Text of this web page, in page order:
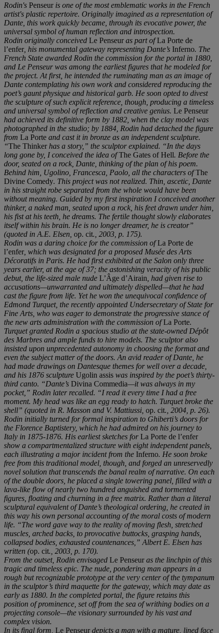
Rodin's Penseur is one of the most emblematic works in the French
artist's plastic repertoire. Originally imagined as a representation of
Dante, this work quickly became, through its evocative power, the
universal symbol of human reflection and introspection.
Rodin originally conceived Le Penseuras part ofLa Porte de
l’enfer, his monumental gateway representing Dante’s Inferno. The
French State awarded Rodin the commission for the portal in 1880,
and Le Penseur was among the earliest figures that he modeled for
the project. At first, he intended the ruminating man as an image of
Dante contemplating his own work and considered reproducing the
poet’s gaunt physique and historical garb. He soon opted to divest
the sculpture of such explicit reference, though, producing a timeless
and universal symbol of reflection and creative genius. Le Penseur
had achieved its definitive form by 1882, when the clay model was
photographed in the studio; by 1884, Rodin had detached the figure
from La Porte and cast it in bronze as an independent sculpture.
“The Thinkerhas a story,” the sculptor explained. “In the days
long gone by, I conceived the idea ofThe Gates of Hell. Before the
door, seated on a rock, Dante, thinking of the plan of his poem.
Behind him, Ugolino, Francesca, Paolo, all the characters ofThe
Divine Comedy. This project was not realized. Thin, ascetic, Dante
in his straight robe separated from the whole would have been
without meaning. Guided by my first inspiration I conceived another
thinker, a naked man, seated upon a rock, his feet drawn under him,
his fist at his teeth, he dreams. The fertile thought slowly elaborates
itself within his brain. He is no longer dreamer, he is creator”
(quoted in A.E. Elsen, op. cit., 2003, p. 175).
Rodin was a daring choice for the commission ofLa Porte de
l’enfer, which was designated for a proposed Musée des Arts
Décoratifs in Paris. He had first exhibited at the Salon only three
years earlier, at the age of 37; the astonishing veracity of his public
debut, the life-sized male nude L’Âge d’Airain , had given rise to
accusations—unwarranted and ultimately dispelled—that he had
cast the figure from life. Yet he won the unequivocal confidence of
Edmond Turquet, the recently appointed Undersecretary of State for
Fine Arts, who was eager to demonstrate the progressive stance of
the new arts administration with the commission ofLa Porte.
Turquet granted Rodin a spacious studio at the state-owned Dépôt
des Marbres and ample funds to hire models. The sculptor also
insisted upon unprecedented autonomy in choosing the format and
even the subject matter of the doors. An avid reader of Dante, he
had made drawings on Dantesque themes for well over a decade,
and his 1876 sculpture Ugolin assis was inspired by the poet’s thirty-
third canto. “Dante’s Divina Commedia—it was always in my
pocket,” Rodin later recalled. “I read it every time I had a free
moment. My head was like an egg ready to hatch. Turquet broke the
shell” (quoted in R. Masson and V. Mattiussi, op. cit., 2004, p. 26).
Rodin initially turned for formal inspiration to Ghiberti’s doors for
the Florence Baptistery, which he had admired on his journey to
Italy in 1875-1876. His earliest sketches forLa Porte de l’enfer
show a compartmentalized structure with eight independent panels,
each illustrating a major incident from the Inferno. He soon broke
free from this traditional model, though, and forged an unreservedly
novel solution that transcends the banal realm of narrative. On each
of the double doors, he placed a single towering panel, filled with a
lava-like flow of nearly two hundred anguished and tormented
figures, floating and churning in a free matrix. Rather than a literal
sculptural equivalent of Dante’s theological ordering, he created in
this way his own personal accounting of the moral costs of modern
life. “The word gave way to the reality of moving flesh, stretched
muscles, arched backs, to provocative buttocks, grasping hands,
collapsed bodies, exhausted countenances,” Albert E. Elsen has
written (op. cit., 2003, p. 170).
From the outset, Rodin envisaged Le Penseuras the linchpin of this
tragic and timeless epic. The nude, pondering man appears in a
rough but recognizable prototype at the very center of the tympanum
in the sculptor’s third maquette for the gateway, which may date as
early as 1880. In the completed portal, the figure retains this
position of prominence, set off from the sea of writhing bodies on a
projecting console—the visionary surrounded by his vast and
complex vision.
In its final form, Le Penseurdepicts a man with a mature, lined face